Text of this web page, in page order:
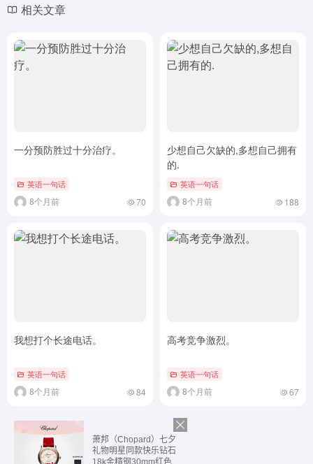
相关文章
一分预防胜过十分治疗。
英语一句话
8个月前 70
少想自己欠缺的,多想自己拥有
的.
英语一句话
8个月前 188
我想打个长途电话。
英语一句话
8个月前 84
高考竞争激烈。
英语一句话
8个月前 67